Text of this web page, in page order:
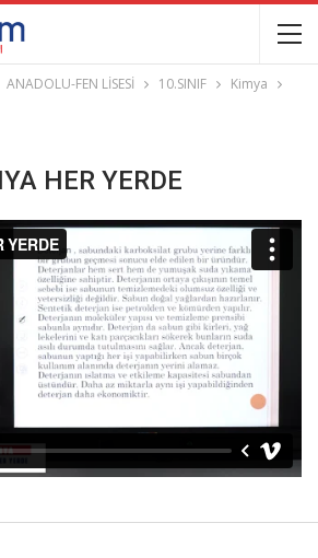
ANADOLU-FEN LİSESİ 10.SINIF Kimya
HER YERDE